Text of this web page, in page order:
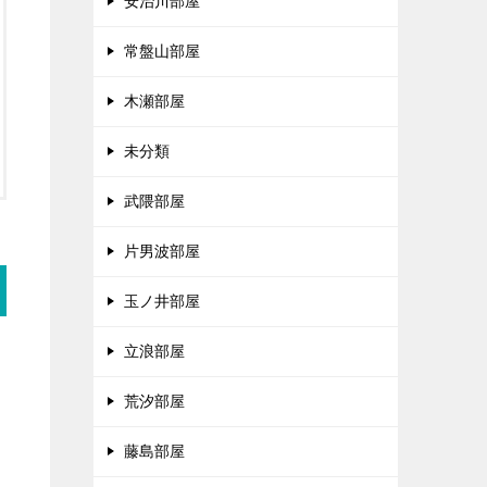
常盤山部屋
木瀬部屋
未分類
武隈部屋
片男波部屋
玉ノ井部屋
立浪部屋
荒汐部屋
藤島部屋